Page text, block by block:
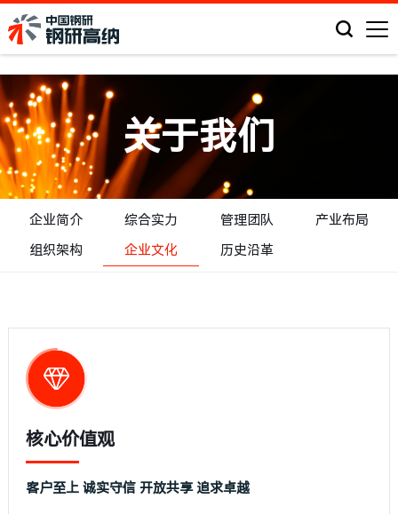
关于我们
企业简介 综合实力 管理团队
产业布局
组织架构
企业文化 历史沿革
核心价值观
客户至上 诚实守信 开放共享 追求卓越